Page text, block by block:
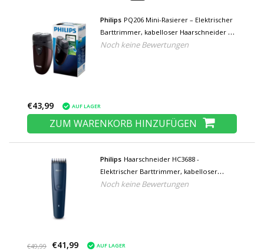
Philips PQ206 Mini-Rasierer – Elektrischer
Barttrimmer, kabelloser Haarschneider –
Schwarz
Noch keine Bewertungen
€43,99 AUF LAGER
ZUM WARENKORB HINZUFÜGEN
Philips Haarschneider HC3688 -
Elektrischer Barttrimmer, kabelloser
Haarschneider - Schwarz
Noch keine Bewertungen
€49,99 €41,99 AUF LAGER